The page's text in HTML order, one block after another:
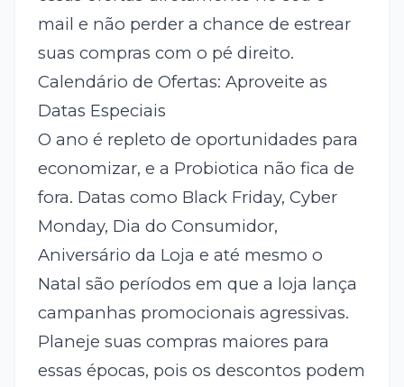
mail e não perder a chance de estrear
suas compras com o pé direito.
Calendário de Ofertas: Aproveite as
Datas Especiais
O ano é repleto de oportunidades para
economizar, e a Probiotica não fica de
fora. Datas como Black Friday, Cyber
Monday, Dia do Consumidor,
Aniversário da Loja e até mesmo o
Natal são períodos em que a loja lança
campanhas promocionais agressivas.
Planeje suas compras maiores para
essas épocas, pois os descontos podem